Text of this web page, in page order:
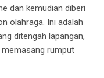
dan kemudian diberi
olahraga. Ini adalah
ditengah lapangan,
rumput